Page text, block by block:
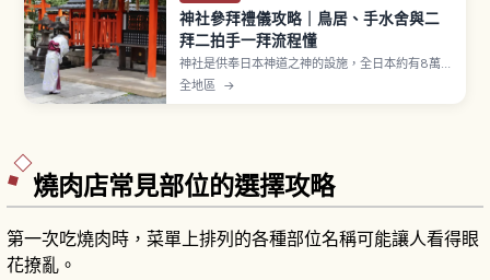
神社參拜禮儀攻略｜鳥居、手水舍與二
拜二拍手一拜流程懂
神社是供奉日本神道之神的設施，全日本約有8萬
座。參拜流程為穿過鳥居、在手水舍以一杓水淨
身、再到拜殿行二拜二拍手一拜，出雲大社等部分
全地區 →
燒肉店常見部位的選擇攻略
第一次吃燒肉時，菜單上排列的各種部位名稱可能讓人看得眼
花撩亂。